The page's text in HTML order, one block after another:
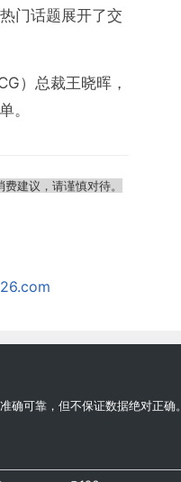
门话题展开了交
）总裁王晓晖，
。
建议，请谨慎对待。
可靠，但不保证数据绝对正确。